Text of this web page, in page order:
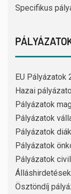
Specifikus
EU Pályázatok
Hazai
Pályázatok
Pályázatok
Pályázatok
Pályázatok
Pályázatok
Álláshirdetések
Ösztöndíj